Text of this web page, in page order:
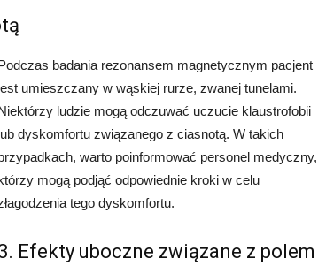
badania rezonansem magnetycznym pacjent
umieszczany w wąskiej rurze, zwanej tunelami.
ludzie mogą odczuwać uczucie klaustrofobii
dyskomfortu związanego z ciasnotą. W takich
warto poinformować personel medyczny,
mogą podjąć odpowiednie kroki w celu
tego dyskomfortu.
Efekty uboczne związane z polem